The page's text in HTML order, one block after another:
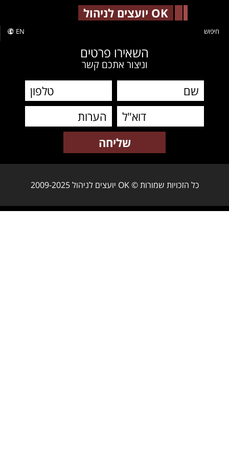
OK יועצים לניהול
EN חיפוש
השאירו פרטים
וניצור אתכם קשר
כל הזכויות שמורות © OK יועצים לניהול 2009-2025